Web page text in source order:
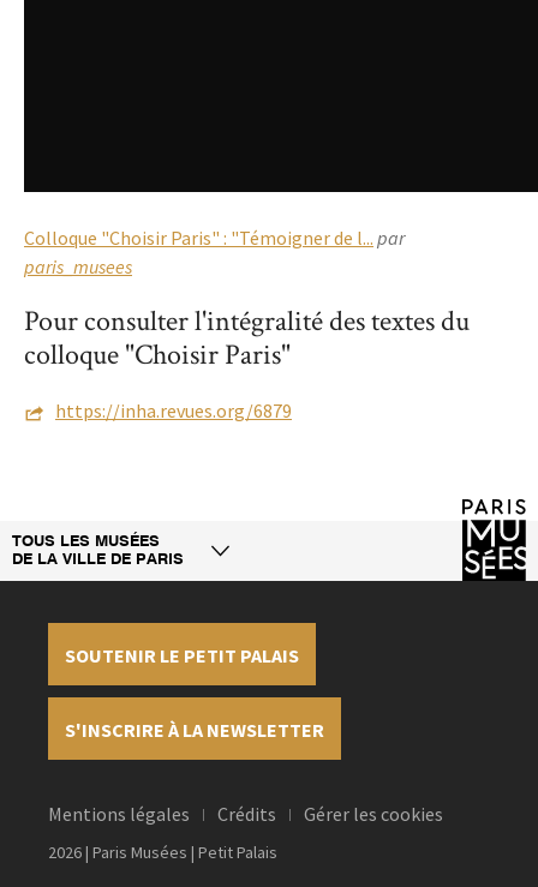
Colloque "Choisir Paris" : "Témoigner de l... par
paris_musees
Pour consulter l'intégralité des textes du
colloque "Choisir Paris"
https://inha.revues.org/6879
TOUS LES MUSÉES
DE LA VILLE DE PARIS
SOUTENIR LE PETIT PALAIS
S'INSCRIRE À LA NEWSLETTER
Mentions légales Crédits Gérer les cookies
2026 | Paris Musées | Petit Palais